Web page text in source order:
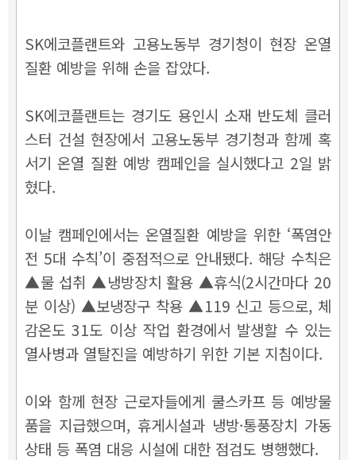
SK에코플랜트와 고용노동부 경기청이 현장 온열
질환 예방을 위해 손을 잡았다.
SK에코플랜트는 경기도 용인시 소재 반도체 클러
스터 건설 현장에서 고용노동부 경기청과 함께 혹
서기 온열 질환 예방 캠페인을 실시했다고 2일 밝
혔다.
이날 캠페인에서는 온열질환 예방을 위한 ‘폭염안
전 5대 수칙’이 중점적으로 안내됐다. 해당 수칙은
▲물 섭취 ▲냉방장치 활용 ▲휴식(2시간마다 20
분 이상) ▲보냉장구 착용 ▲119 신고 등으로, 체
감온도 31도 이상 작업 환경에서 발생할 수 있는
열사병과 열탈진을 예방하기 위한 기본 지침이다.
이와 함께 현장 근로자들에게 쿨스카프 등 예방물
품을 지급했으며, 휴게시설과 냉방·통풍장치 가동
상태 등 폭염 대응 시설에 대한 점검도 병행했다.